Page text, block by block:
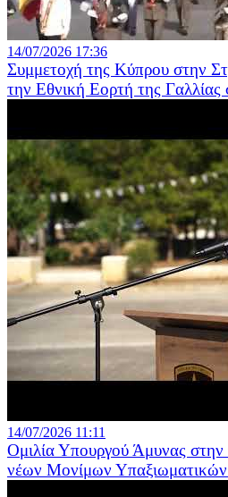
14/07/2026 17:36
Συμμετοχή της Κύπρου στην
την Εθνική Εορτή της Γαλλίας
14/07/2026 11:11
Ομιλία Υπουργού Άμυνας στην
νέων Μονίμων Υπαξιωματικών